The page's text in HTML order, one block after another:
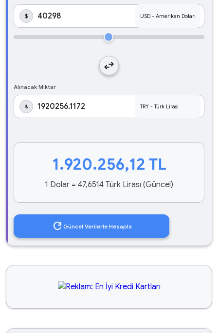
$
swap_horiz
Alınacak Miktar
₺
1.920.256,12 TL
1 Dolar = 47,6514 Türk Lirası (Güncel)
refresh Güncel Verilerle Hesapla